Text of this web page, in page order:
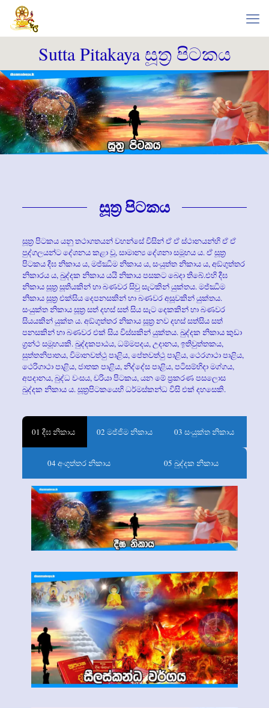
Sutta Pitakaya සූත්‍ර පිටකය
සූත්‍ර පිටකය
සූත්‍ර‍ පිටකය යනු තථාගතයන් වහන්සේ විසින් ඒ ඒ ස්ථානයන්හි ඒ ඒ
පුද්ගලයන්ට දේශනය කළා වූ, සාමාන්‍ය දේශනා සමූහය ය. ඒ සූත්‍ර‍
පිටකය දීඝ නිකාය ය, මජ්ඣිම නිකාය ය, සංයුත්ත නිකාය ය, අඞ්ගුත්තර
නිකාරය ය, ඛුද්දක නිකාය යයි නිකාය පසකට බෙදා තිබේ.එහි දීඝ
නිකාය සූත්‍ර‍ සූතියකින් හා බණවර සිවු සැටකින් යුක්තය. මජ්ඣිම
නිකාය සූත්‍ර‍ එක්සිය දෙපනසකින් හා බණවර අසූවකින් යුක්තය.
සංයුක්ත නිකාය සූත්‍ර‍ සත් දහස් සත් සිය සැට දෙකකින් හා බණවර
සියයකින් යුක්ත ය. අඞ්ගුත්තර නිකාය සූත්‍ර‍ නව දහස් සත්සිය සත්
පනසකින් හා බණවර එක් සිය විස්සකින් යුක්තය. ඛුද්දක නිකාය කුඩා
ග්‍ර‍න්ථ සමූහයකි. ඛුද්දකපාඨය, ධම්මපදය, උදානය, ඉතිවුත්තකය,
සුත්තනිපාතය, විමානවත්ථු පාළිය, පේතවත්ථු පාළිය, ථෙරගාථා පාළිය,
ථෙරිගාථා පාළිය, ජාතක පාළිය, නිද්දේස පාළිය, පටිසම්භිදා මග්ගය,
අපදානය, බුද්ධ වංසය, චරියා පිටකය, යන මේ ප්‍ර‍කරණ පසලොස
ඛුද්දක නිකාය ය. සූත්‍ර‍පිටකයෙහි ධර්මස්කන්ධ විසි එක් දහසෙකි.
01 දීඝ නිකාය 02 මජ්ජිම නිකාය 03 සංයුක්ත නිකාය
04 අංගුත්තර නිකාය 05 ඛුද්දක නිකාය